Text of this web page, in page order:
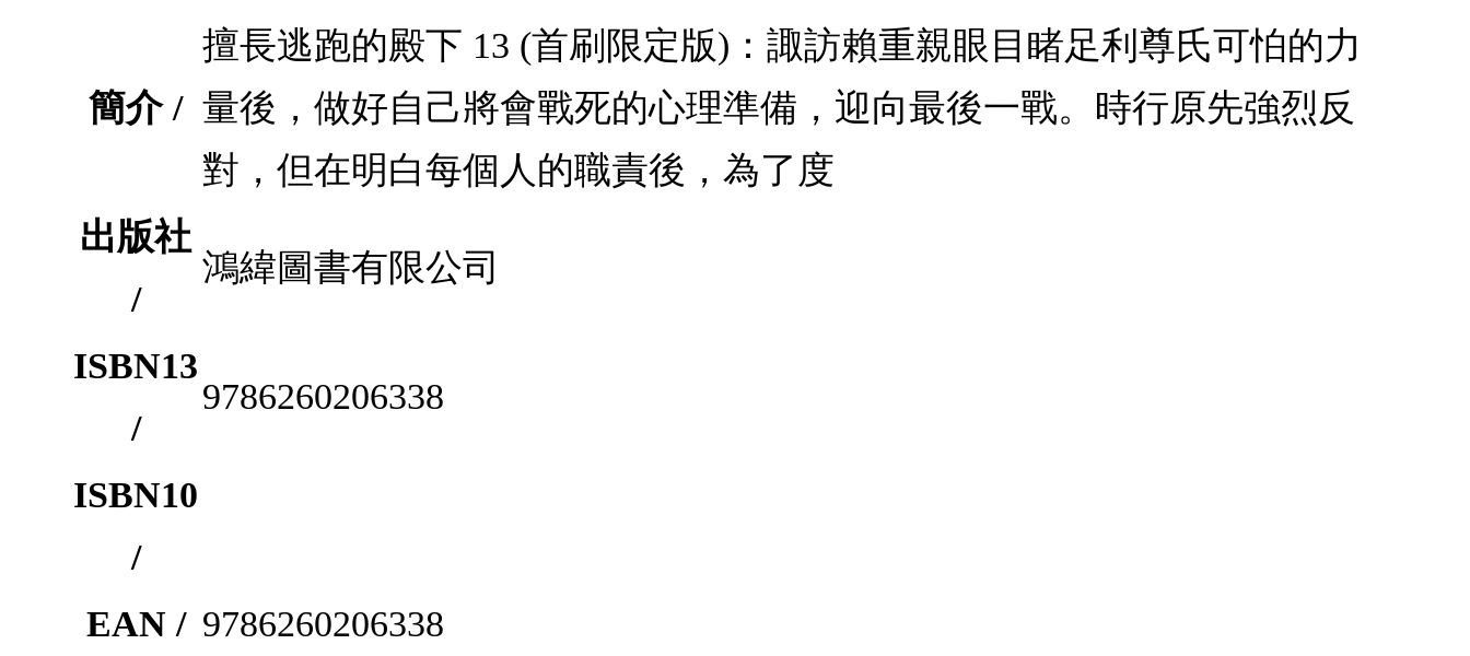
簡介 /
擅長逃跑的殿下 13 (首刷限定版)：諏訪賴重親眼目睹足利尊氏可怕的力
量後，做好自己將會戰死的心理準備，迎向最後一戰。時行原先強烈反
對，但在明白每個人的職責後，為了度
出版社
/
鴻緯圖書有限公司
ISBN13
/
9786260206338
ISBN10
/
EAN / 9786260206338